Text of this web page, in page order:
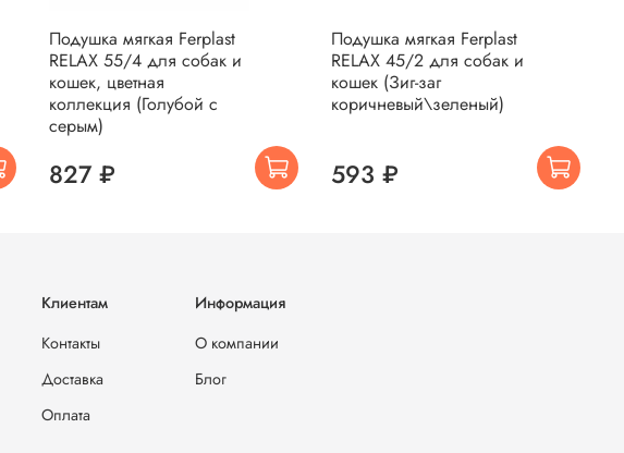
Подушка мягкая Ferplast
RELAX 55/4 для собак и
кошек, цветная
коллекция (Голубой с
серым)
827 ₽
Подушка мягкая Ferplast
RELAX 45/2 для собак и
кошек (Зиг-заг
коричневый\зеленый)
593 ₽
Клиентам
Контакты
Доставка
Оплата
Информация
О компании
Блог